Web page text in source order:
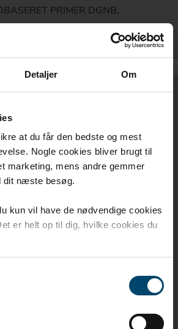
Detaljer Om
at du får den bedste og mest
Nogle cookies bliver brugt til
marketing, mens andre gemmer
dit næste besøg.
kun vil have de nødvendige cookies
er helt op til dig, hvilke cookies du
PRIMER DGNB,
DNSH-
390
HJØRNER
200 FUGEMASSE
DAMPBREMSE
TAPE